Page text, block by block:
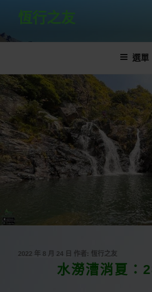
主
容
恆行之友
選單
發
2022 年 8 月 24 日 作者: 恆行之友
水澇漕消夏：